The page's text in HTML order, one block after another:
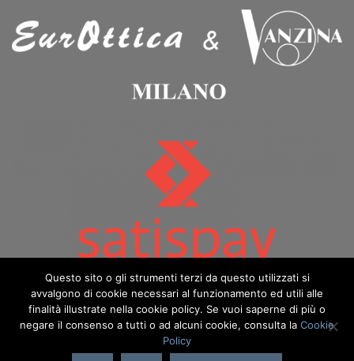
Copyright 2026 ©️ Eurottica & Vanzina - eurotticavanzina.it è
Questo sito o gli strumenti terzi da questo utilizzati si
avvalgono di cookie necessari al funzionamento ed utili alle
finalità illustrate nella cookie policy. Se vuoi saperne di più o
negare il consenso a tutti o ad alcuni cookie, consulta la Cookie
Policy